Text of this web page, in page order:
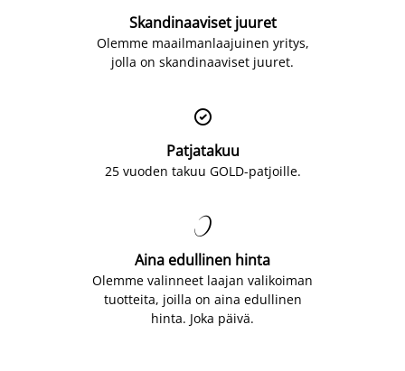
Skandinaaviset juuret
Olemme maailmanlaajuinen yritys,
jolla on skandinaaviset juuret.

Patjatakuu
25 vuoden takuu GOLD-patjoille.

Aina edullinen hinta
Olemme valinneet laajan valikoiman
tuotteita, joilla on aina edullinen
hinta. Joka päivä.